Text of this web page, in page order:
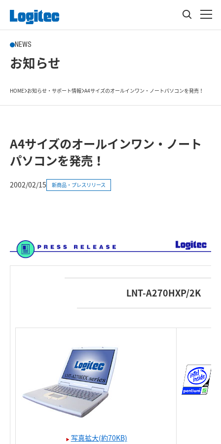
NEWS
お知らせ
HOME お知らせ・サポート情報 A4サイズのオールインワン・ノートパソコンを発売！
A4サイズのオールインワン・ノート
パソコンを発売！
2002/02/15 新商品・プレスリリース
LNT-A270HXP/2K
写真拡大(約70KB)